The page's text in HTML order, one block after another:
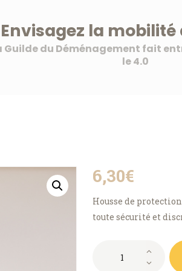
Envisagez la
Guilde du Déménagement fait
le 4.0
La Guilde du
Une nouvelle vision de la
NOS SERVICES
NOS OFFRES AUX
PROFESSIONNELS
MON COMPTE
6,30€
Housse de
toute sécurité et